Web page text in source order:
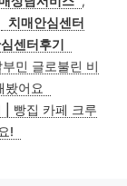
치매안심센터
센터후기
민 글로불린 비
봤어요
| 빵집 카페 크루
!